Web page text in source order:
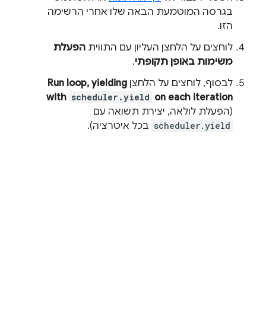
בגרסה המוטמעת הבאה שלו אחרי הרשימה
הזו.
לוחצים על הלחצן העליון עם התווית הפעלת
משימות באופן תקופתי.
לבסוף, לוחצים על הלחצן Run loop, yielding
with scheduler.yield on each iteration
(הפעלת לולאה, יצירת תשואה עם
scheduler.yield בכל איטרציה).